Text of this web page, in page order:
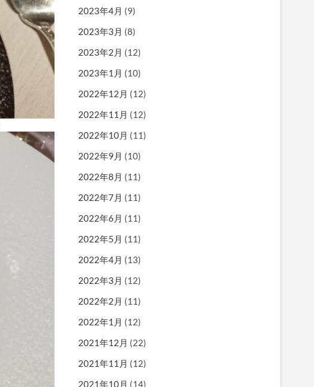
2023年4月 (9)
2023年3月 (8)
2023年2月 (12)
2023年1月 (10)
2022年12月 (12)
2022年11月 (12)
2022年10月 (11)
2022年9月 (10)
2022年8月 (11)
2022年7月 (11)
2022年6月 (11)
2022年5月 (11)
2022年4月 (13)
2022年3月 (12)
2022年2月 (11)
2022年1月 (12)
2021年12月 (22)
2021年11月 (12)
2021年10月 (14)